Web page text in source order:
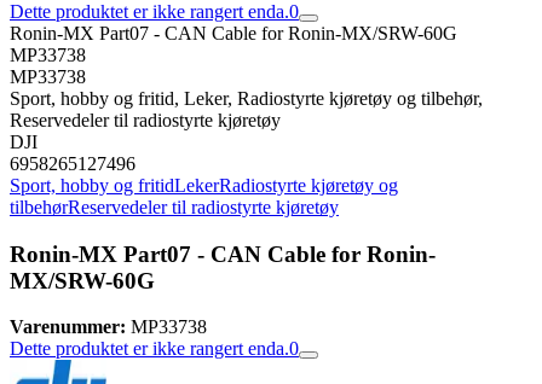
Dette produktet er ikke rangert enda.0
Ronin-MX Part07 - CAN Cable for Ronin-MX/SRW-60G
MP33738
MP33738
Sport, hobby og fritid, Leker, Radiostyrte kjøretøy og tilbehør,
Reservedeler til radiostyrte kjøretøy
DJI
6958265127496
Sport, hobby og fritidLekerRadiostyrte kjøretøy og
tilbehørReservedeler til radiostyrte kjøretøy
Ronin-MX Part07 - CAN Cable for Ronin-
MX/SRW-60G
Varenummer: MP33738
Dette produktet er ikke rangert enda.0